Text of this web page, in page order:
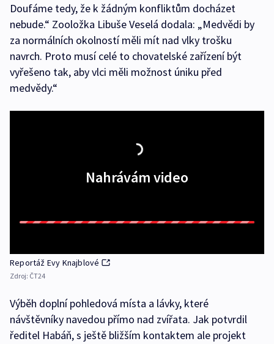
Doufáme tedy, že k žádným konfliktům docházet
nebude.“ Zooložka Libuše Veselá dodala: „Medvědi by
za normálních okolností měli mít nad vlky trošku
navrch. Proto musí celé to chovatelské zařízení být
vyřešeno tak, aby vlci měli možnost úniku před
medvědy.“
Nahrávám video
Reportáž Evy Knajblové
Zdroj: ČT24
Výběh doplní pohledová místa a lávky, které
návštěvníky navedou přímo nad zvířata. Jak potvrdil
ředitel Habáň, s ještě bližším kontaktem ale projekt